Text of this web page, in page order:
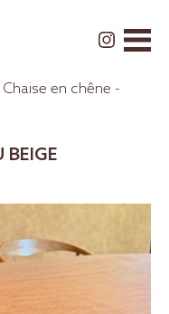
Chaise en chêne -
BEIGE